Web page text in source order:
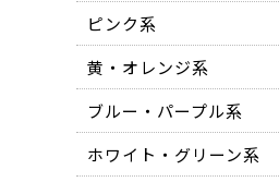
ピンク系
黄・オレンジ系
ブルー・パープル系
ホワイト・グリーン系